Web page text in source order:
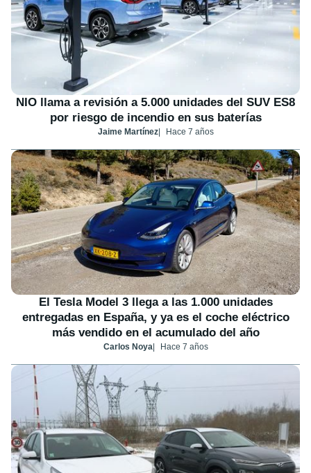
NIO llama a revisión a 5.000 unidades del SUV ES8
por riesgo de incendio en sus baterías
Jaime Martínez Hace 7 años
El Tesla Model 3 llega a las 1.000 unidades
entregadas en España, y ya es el coche eléctrico
más vendido en el acumulado del año
Carlos Noya Hace 7 años